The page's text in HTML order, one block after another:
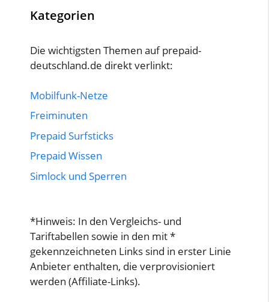
Kategorien
Die wichtigsten Themen auf prepaid-
deutschland.de direkt verlinkt:
Mobilfunk-Netze
Freiminuten
Prepaid Surfsticks
Prepaid Wissen
Simlock und Sperren
*Hinweis: In den Vergleichs- und
Tariftabellen sowie in den mit *
gekennzeichneten Links sind in erster Linie
Anbieter enthalten, die verprovisioniert
werden (Affiliate-Links).